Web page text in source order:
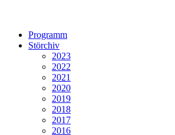
Programm
Störchiv
2023
2022
2021
2020
2019
2018
2017
2016